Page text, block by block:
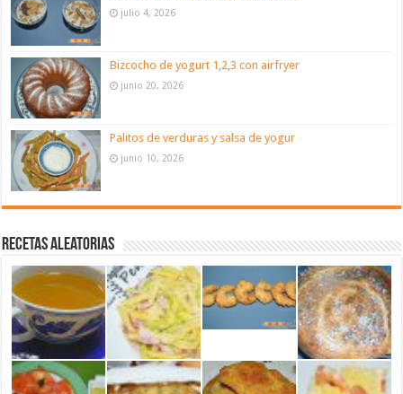
julio 4, 2026
Bizcocho de yogurt 1,2,3 con airfryer
junio 20, 2026
Palitos de verduras y salsa de yogur
junio 10, 2026
Recetas aleatorias